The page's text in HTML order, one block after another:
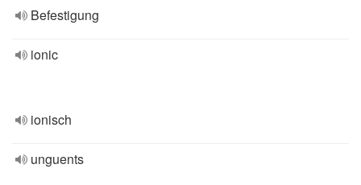
Befestigung
ionic
ionisch
unguents